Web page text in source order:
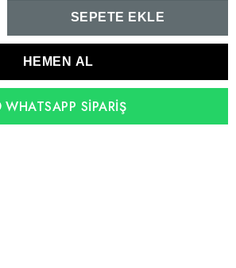
WHATSAPP SIPARIŞ